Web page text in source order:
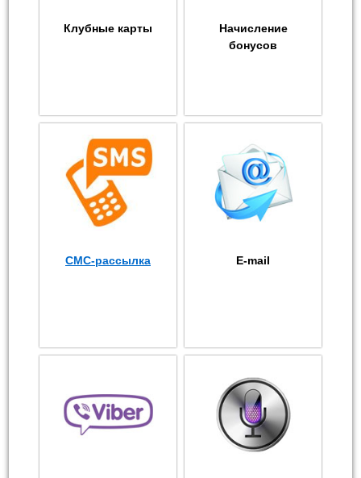
Клубные карты
Начисление
бонусов
СМС-рассылка E-mail